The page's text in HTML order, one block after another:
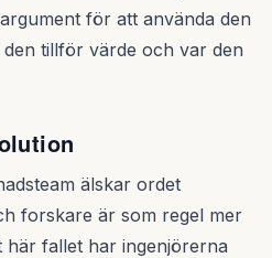
för att använda den
tillför värde och var den
älskar ordet
forskare är som regel mer
här fallet har ingenjörerna